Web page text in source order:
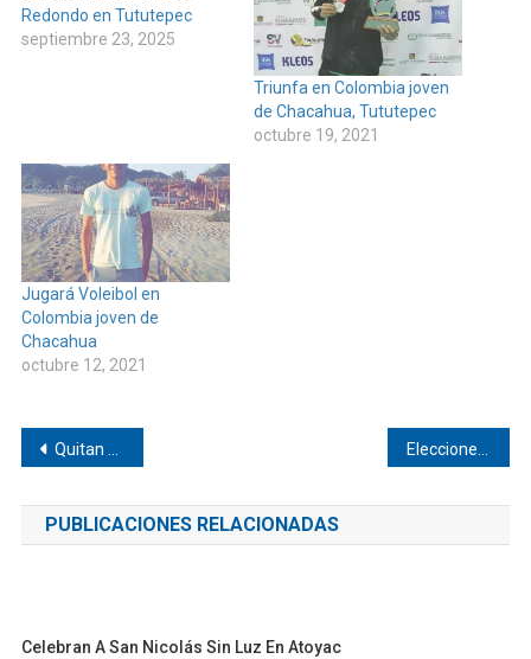
Redondo en Tututepec
septiembre 23, 2025
Triunfa en Colombia joven
de Chacahua, Tututepec
octubre 19, 2021
Jugará Voleibol en
Colombia joven de
Chacahua
octubre 12, 2021
Navegación
de
entradas
Quitan poderío político al PRD en el distrito de Pinotepa Nacional Elecciones y visita presidencial a Pinotepa
PUBLICACIONES RELACIONADAS
Celebran A San Nicolás Sin Luz En Atoyac